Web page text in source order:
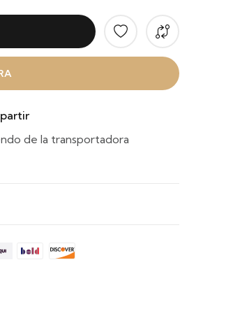
de la transportadora